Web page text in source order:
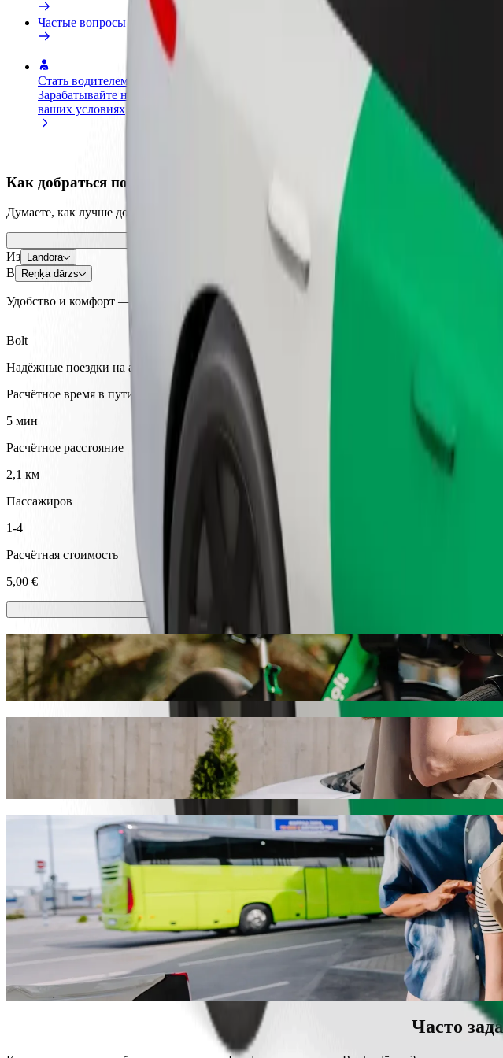
Частые вопросы
Стать водителем
Зарабатывайте на
ваших условиях
Добавить ресторан или
магазин
Привлекайте новых клиентов
и повышайте доход
Как добраться по маршруту Landora — Reņķa dārzs
Думаете, как лучше добраться из Landora в Reņķa dārzs? Ознакомьтесь с нашими услугами
Из Landora
В Reņķa dārzs
Удобство и комфорт — в несколько касаний!
Bolt
Надёжные поездки на автомобилях среднего размера.
Расчётное время в пути
5 мин
Расчётное расстояние
2,1 км
Пассажиров
1-4
Расчётная стоимость
5,00 €
Самокаты или электровелосипеды
Добирайтесь куда угодно в городе Вентспилс на самокате или электровелосипеде
Скачать приложение Bolt
Из пункта «Landora» в пункт «Reņķa dārzs» легко
Чтобы добраться до Reņķa dārzs по лучшей цене, советуем заказать автомобиль с
был повод, мы найдём для вас подходящий автомобиль.
Услуги Bolt для маршрута Landora — Reņķa dārzs
Много багажа? Забронируйте автомобиль «Bolt XL» вместимостью до 6 человек.
Нужно прибыть с шиком? Попробуйте автомобили премиум-класса от Bolt.
Путешествуете с детьми? Закажите поездку с детским автокреслом типа «бустер».
Берёте с собой питомца? Попробуйте поездки с возможностью провоза животных.
Нужна дополнительная помощь? Категория включает автомобили со специальным
Хотите сэкономить? Выберите малогабаритный автомобиль «Bolt Basic» и платите
Скачать приложение Bolt
Часто